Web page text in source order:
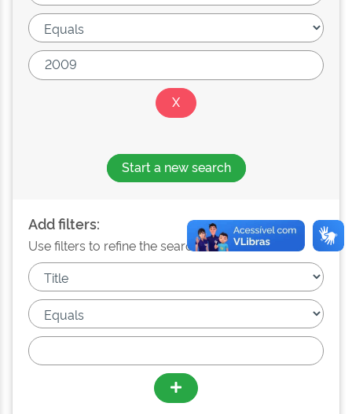
Start a new search
Add filters:
Use filters to refine the search results.